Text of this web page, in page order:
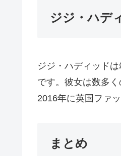
ジジ・ハデ
ジジ・ハディッド
です。彼女は数多
2016年に英国ファ
まとめ